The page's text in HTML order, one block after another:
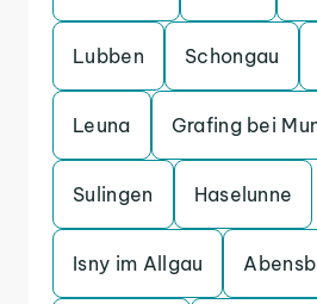
Lubben Schongau
Leuna Grafing bei
Sulingen Haselunne
Isny im Allgau